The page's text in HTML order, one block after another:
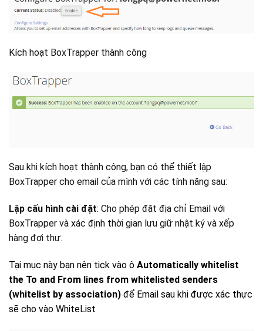
Kích hoạt BoxTrapper thành công
Sau khi kích hoạt thành công, bạn có thể thiết lập
BoxTrapper cho email của mình với các tính năng sau:
Lập cấu hình cài đặt: Cho phép đặt địa chỉ Email với
BoxTrapper và xác định thời gian lưu giữ nhật ký và xếp
hàng đợi thư.
Tại mục này bạn nên tick vào ô Automatically whitelist
the To and From lines from whitelisted senders
(whitelist by association) để Email sau khi được xác thực
sẽ cho vào WhiteList